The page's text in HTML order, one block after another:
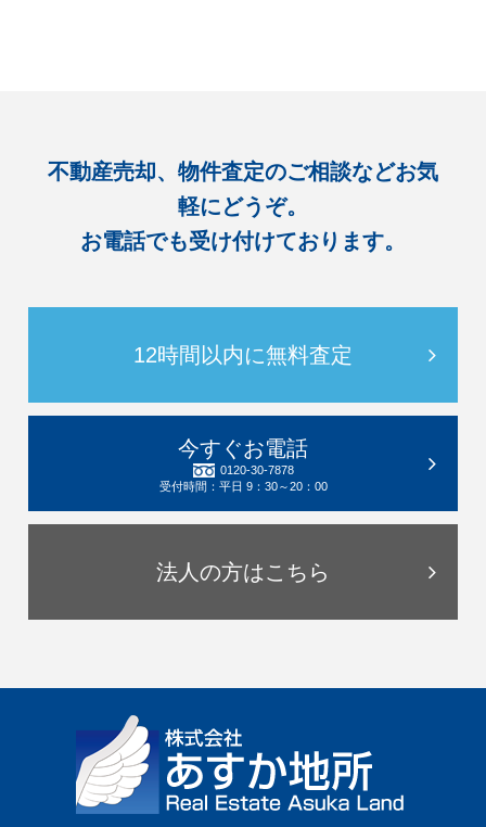
不動産売却、物件査定のご相談などお気
軽にどうぞ。
お電話でも受け付けております。
12時間以内に無料査定
今すぐお電話
0120-30-7878
受付時間：平日 9：30～20：00
法人の方はこちら